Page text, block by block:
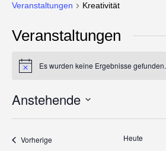
Veranstaltungen Kreativität
Veranstaltungen
HinweisEs wurden keine Ergebnisse gefunden.
Anstehende
Datum
wählen.
VorherigeVeranstaltungen Heute